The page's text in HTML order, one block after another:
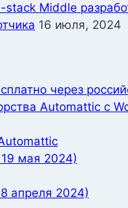
Middle
16 июля, 2024
через
Automattic с
мая 2024)
апреля 2024)